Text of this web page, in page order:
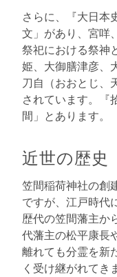
さらに、『大日本
文」があり、宮咩
祭祀における祭神
姫、大御膳津彦、
刀自（おおとじ、
されています。『
間」とあります。
近世の歴史
笠間稲荷神社の創
ですが、江戸時代
歴代の笠間藩主か
代藩主の松平康長
離れても分霊を新
く受け継がれてき